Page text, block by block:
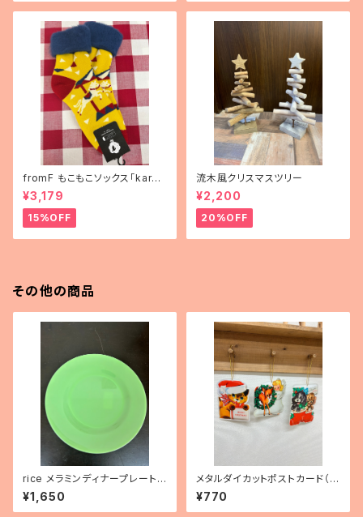
fromF もこもこソックス「karus
elli（メリーゴーランド）」
¥3,179
15%OFF
流木風クリスマスツリー
¥2,200
20%OFF
その他の商品
rice メラミンディナープレート
（ニューグリーン）
¥1,650
メタルダイカットポストカード（3
種）
¥770